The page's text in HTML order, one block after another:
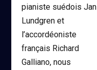
pianiste suédois Jan
Lundgren et
l’accordéoniste
français Richard
Galliano, nous